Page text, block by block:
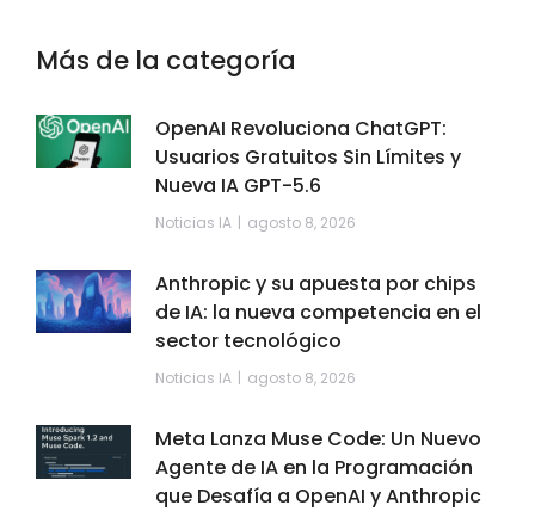
Más de la categoría
OpenAI Revoluciona ChatGPT:
Usuarios Gratuitos Sin Límites y
Nueva IA GPT-5.6
Noticias IA agosto 8, 2026
Anthropic y su apuesta por chips
de IA: la nueva competencia en el
sector tecnológico
Noticias IA agosto 8, 2026
Meta Lanza Muse Code: Un Nuevo
Agente de IA en la Programación
que Desafía a OpenAI y Anthropic